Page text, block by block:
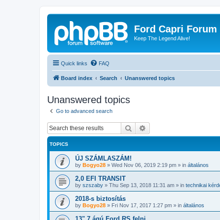
Ford Capri Forum
Keep The Legend Alive!
Quick links FAQ
Board index Search Unanswered topics
Unanswered topics
Go to advanced search
Search
TOPICS
ÚJ SZÁMLASZÁM!
by Bogyo28 » Wed Nov 06, 2019 2:19 pm » in általános
2,0 EFI TRANSIT
by szszaby » Thu Sep 13, 2018 11:31 am » in technikai
2018-s biztosítás
by Bogyo28 » Fri Nov 17, 2017 1:27 pm » in általános